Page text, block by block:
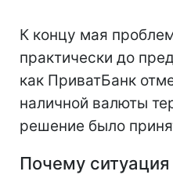
К концу мая
практически до
как ПриватБанк
наличной валюты
решение было
Почему